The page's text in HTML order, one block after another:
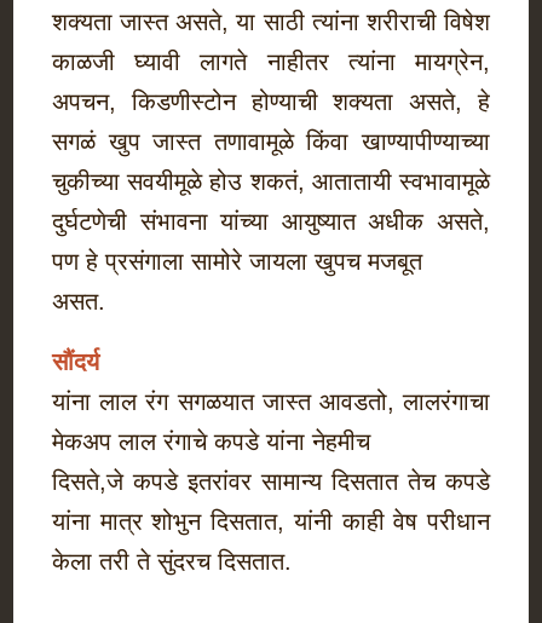
शक्यता जास्त असते, या साठी त्यांना शरीराची विषेश
काळजी घ्यावी लागते नाहीतर त्यांना मायग्रेन,
अपचन, किडणीस्टोन होण्याची शक्यता असते, हे
सगळं खुप जास्त तणावामूळे किंवा खाण्यापीण्याच्या
चुकीच्या सवयीमूळे होउ शकतं, आतातायी स्वभावामूळे
दुर्घटणेची संभावना यांच्या आयुष्यात अधीक असते,
पण हे प्रसंगाला सामोरे जायला खुपच मजबूत
असत.
सौंदर्य
यांना लाल रंग सगळयात जास्त आवडतो, लालरंगाचा
मेकअप लाल रंगाचे कपडे यांना नेहमीच
दिसते,जे कपडे इतरांवर सामान्य दिसतात तेच कपडे
यांना मात्र शोभुन दिसतात, यांनी काही वेष परीधान
केला तरी ते सुंदरच दिसतात.